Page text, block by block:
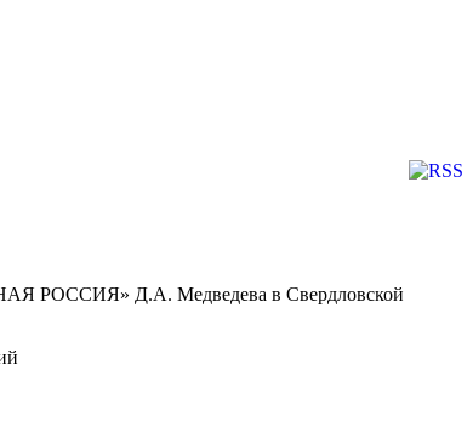
РОССИЯ» Д.А. Медведева в Свердловской